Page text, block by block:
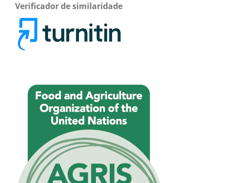
Verificador de similaridade